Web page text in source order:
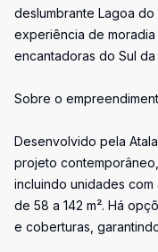
deslumbrante Lagoa
experiência de moradia
encantadoras do Sul da
Sobre o
Desenvolvido pela
projeto
incluindo unidades com
de 58 a 142 m². Há
e coberturas,